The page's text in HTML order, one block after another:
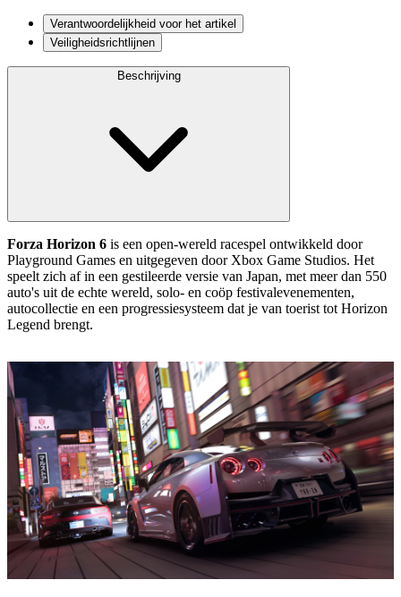
Verantwoordelijkheid voor het artikel
Veiligheidsrichtlijnen
Beschrijving
Forza Horizon 6 is een open-wereld racespel ontwikkeld door
Playground Games en uitgegeven door Xbox Game Studios. Het
speelt zich af in een gestileerde versie van Japan, met meer dan 550
auto's uit de echte wereld, solo- en coöp festivalevenementen,
autocollectie en een progressiesysteem dat je van toerist tot Horizon
Legend brengt.